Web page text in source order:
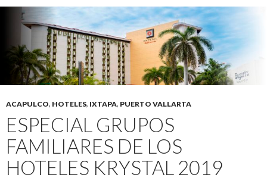
ACAPULCO, HOTELES, IXTAPA, PUERTO VALLARTA
ESPECIAL GRUPOS
FAMILIARES DE LOS
HOTELES KRYSTAL 2019